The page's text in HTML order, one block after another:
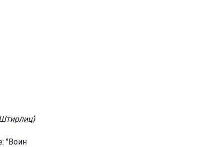
"Воин